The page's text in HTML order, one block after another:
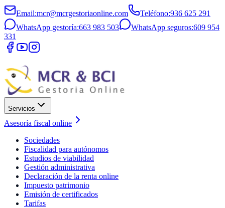
Email:mcr@mcrgestoriaonline.com Teléfono:936 625 291
WhatsApp gestoría:663 983 503 WhatsApp seguros:609 954
331
Servicios
Asesoría fiscal online
Sociedades
Fiscalidad para autónomos
Estudios de viabilidad
Gestión administrativa
Declaración de la renta online
Impuesto patrimonio
Emisión de certificados
Tarifas